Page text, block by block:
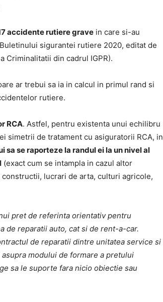
accidente rutiere grave in care si-au
sigurantei rutiere 2020, editat de
Criminalitatii din cadrul IGPR).
ar trebui sa ia in calcul in primul rand si
rutiere.
RCA. Astfel, pentru existenta unui echilibru
simetrii de tratament cu asiguratorii RCA, in
sa se raporteze la randul ei la un nivel al
(exact cum se intampla in cazul altor
lucrari de arta, culturi agricole,
pret de referinta orientativ pentru
de reparatii auto, cat si de rent-a-car.
de reparatii dintre unitatea service si
modului de formare a pretului
sa le suporte fara nicio obiectie sau